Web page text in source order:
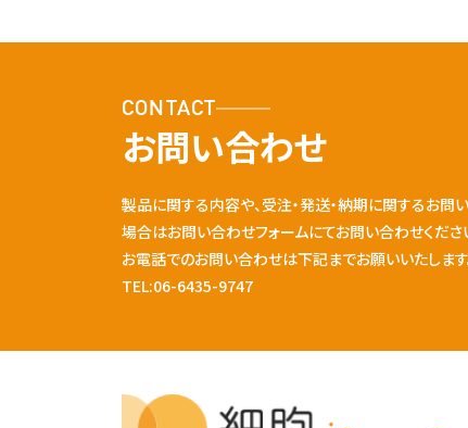
CONTACT
お問い合わせ
製品に関する内容や、受注・発送・納期に関するお問
場合はお問い合わせフォームにてお問い合わせくださ
お電話でのお問い合わせは下記までお願いいたします
TEL:06-6435-9747